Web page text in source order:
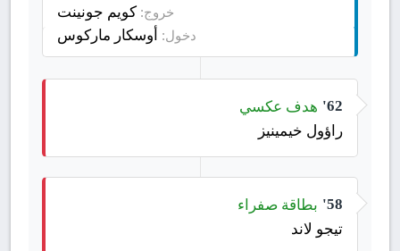
خروج: كويم جونينت
دخول: أوسكار ماركوس
62' هدف عكسي
راؤول خيمينيز
58' بطاقة صفراء
تيجو لاند